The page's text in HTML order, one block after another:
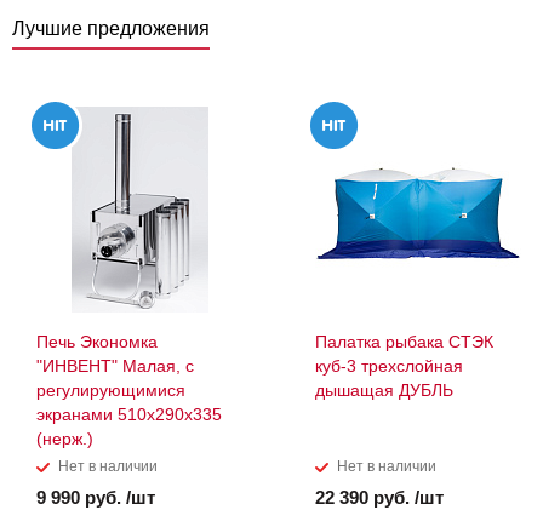
Лучшие предложения
Печь Экономка
"ИНВЕНТ" Малая, с
регулирующимися
экранами 510х290х335
(нерж.)
Нет в наличии
9 990 руб. /шт
Палатка рыбака СТЭК
куб-3 трехслойная
дышащая ДУБЛЬ
Нет в наличии
22 390 руб. /шт